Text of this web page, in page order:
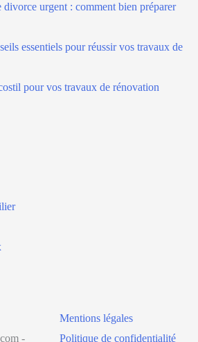
divorce urgent : comment bien préparer
essentiels pour réussir vos travaux de
pour vos travaux de rénovation
-
Mentions légales
Politique de confidentialité